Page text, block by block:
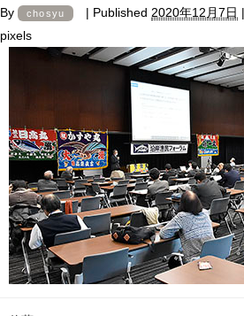
By
chosyu | Published 2020年12月7日 |
pixels